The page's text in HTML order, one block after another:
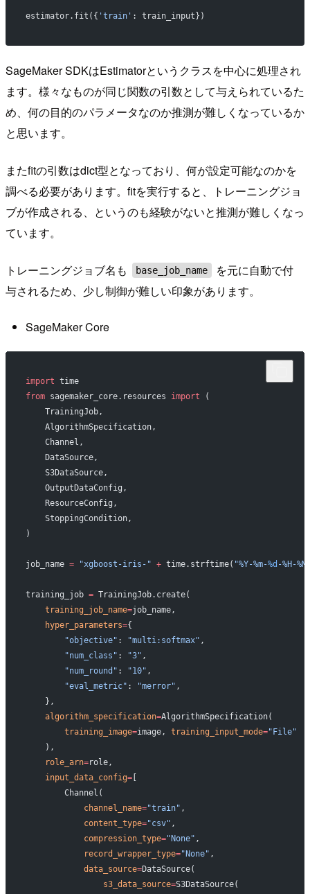
estimator.fit({ 'train' : train_input})
SageMaker SDKはEstimatorというクラスを中心に処理され
ます。様々なものが同じ関数の引数として与えられているた
め、何の目的のパラメータなのか推測が難しくなっているか
と思います。
またfitの引数はdict型となっており、何が設定可能なのかを
調べる必要があります。fitを実行すると、トレーニングジョ
ブが作成される、というのも経験がないと推測が難しくなっ
ています。
トレーニングジョブ名も base_job_name
を元に自動で付
与されるため、少し制御が難しい印象があります。
SageMaker Core
import time
from sagemaker_core.resources import (
    TrainingJob,
    AlgorithmSpecification,
    Channel,
    DataSource,
    S3DataSource,
    OutputDataConfig,
    ResourceConfig,
    StoppingCondition,
)
job_name = "xgboost-iris-" + time.strftime( "%Y-%m-%d -%H-
training_job = TrainingJob.create(
    training_job_name
=job_name,
    hyper_parameters
={
        "objective"
: "multi:softmax" ,
        "num_class"
: "3" ,
        "num_round"
: "10" ,
        "eval_metric"
: "merror" ,
    },
    algorithm_specification
=AlgorithmSpecification(
        training_image
=image, training_input_mode="File"
    ),
    role_arn
=role,
    input_data_config
=[
        Channel(
            channel_name
="train" ,
            content_type
="csv" ,
            compression_type
="None" ,
            record_wrapper_type
="None" ,
            data_source
=DataSource(
                s3_data_source
=S3DataSource(